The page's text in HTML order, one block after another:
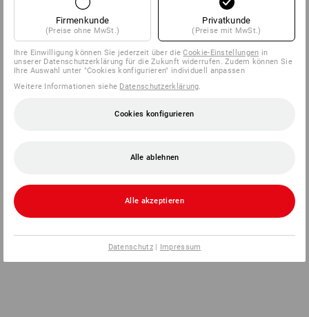
Firmenkunde
(Preise ohne MwSt.)
Privatkunde
(Preise mit MwSt.)
Ihre Einwilligung können Sie jederzeit über dieCookie-Einstellungen in
unserer Datenschutzerklärung für die Zukunft widerrufen. Zudem können Sie
Ihre Auswahl unter "Cookies konfigurieren" individuell anpassen
Weitere Informationen siehe Datenschutzerklärung.
Cookies konfigurieren
Alle ablehnen
Alle akzeptieren
Datenschutz| Impressum